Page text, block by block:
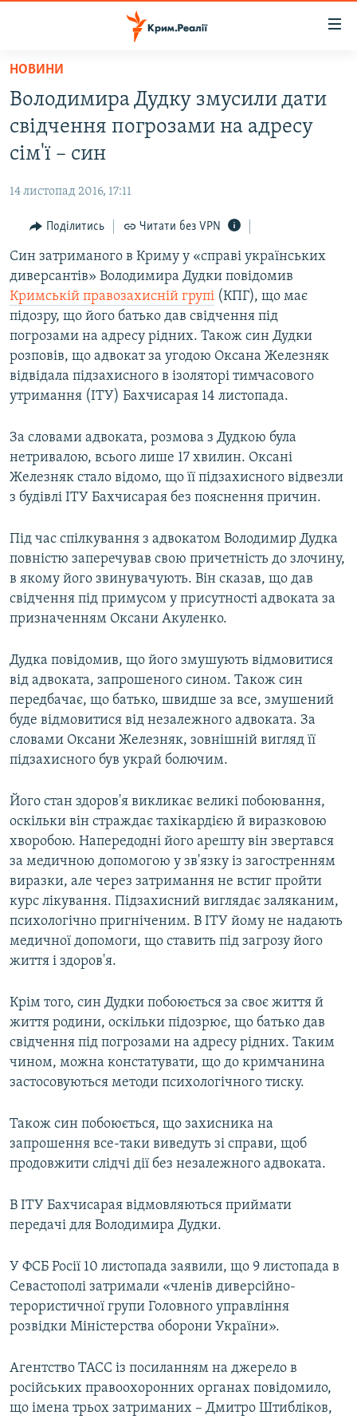
Перейти
основного
матеріалу
Перейти
до
основної
Перейти
пошуку
ВОДА.КРИМ
ВІДЕО ТА ФОТО
БЛОГИ
ПОГЛЯД
ІНТЕРВ'Ю
ВСЕ ЗА ДЕНЬ
СПЕЦПРОЕКТИ
ДЕПОРТАЦІЯ
ВІДЕОУРОКИ «ELIFBE»
СВІДЧЕННЯ ОКУПАЦІЇ
ІНФОГРАФІКА
ЯК ОБІЙТИ БЛОКУВАННЯ
Русский
ДОЛУЧАЙСЯ!
Усі сайти RFE/RL
НОВИНИ
Володимира Дудку змусили дати
свідчення погрозами на адресу
сім'ї – син
14 листопад 2016, 17:11
Поділитись Читати без VPN
Син затриманого в Криму у «справі українських
диверсантів» Володимира Дудки повідомив
Кримській правозахисній групі (КПГ), що має
підозру, що його батько дав свідчення під
погрозами на адресу рідних. Також син Дудки
розповів, що адвокат за угодою Оксана Железняк
відвідала підзахисного в ізоляторі тимчасового
утримання (ІТУ) Бахчисарая 14 листопада.
За словами адвоката, розмова з Дудкою була
нетривалою, всього лише 17 хвилин. Оксані
Железняк стало відомо, що її підзахисного відвезли
з будівлі ІТУ Бахчисарая без пояснення причин.
Під час спілкування з адвокатом Володимир Дудка
повністю заперечував свою причетність до злочину,
в якому його звинувачують. Він сказав, що дав
свідчення під примусом у присутності адвоката за
призначенням Оксани Акуленко.
Дудка повідомив, що його змушують відмовитися
від адвоката, запрошеного сином. Також син
передбачає, що батько, швидше за все, змушений
буде відмовитися від незалежного адвоката. За
словами Оксани Железняк, зовнішній вигляд її
підзахисного був украй болючим.
Його стан здоров'я викликає великі побоювання,
оскільки він страждає тахікардією й виразковою
хворобою. Напередодні його арешту він звертався
за медичною допомогою у зв'язку із загостренням
виразки, але через затримання не встиг пройти
курс лікування. Підзахисний виглядає заляканим,
психологічно пригніченим. В ІТУ йому не надають
медичної допомоги, що ставить під загрозу його
життя і здоров'я.
Крім того, син Дудки побоюється за своє життя й
життя родини, оскільки підозрює, що батько дав
свідчення під погрозами на адресу рідних. Таким
чином, можна констатувати, що до кримчанина
застосовуються методи психологічного тиску.
Також син побоюється, що захисника на
запрошення все-таки виведуть зі справи, щоб
продовжити слідчі дії без незалежного адвоката.
В ІТУ Бахчисарая відмовляються приймати
передачі для Володимира Дудки.
У ФСБ Росії 10 листопада заявили, що 9 листопада в
Севастополі затримали «членів диверсійно-
терористичної групи Головного управління
розвідки Міністерства оборони України».
Агентство ТАСС із посиланням на джерело в
російських правоохоронних органах повідомило,
що імена трьох затриманих – Дмитро Штибліков,